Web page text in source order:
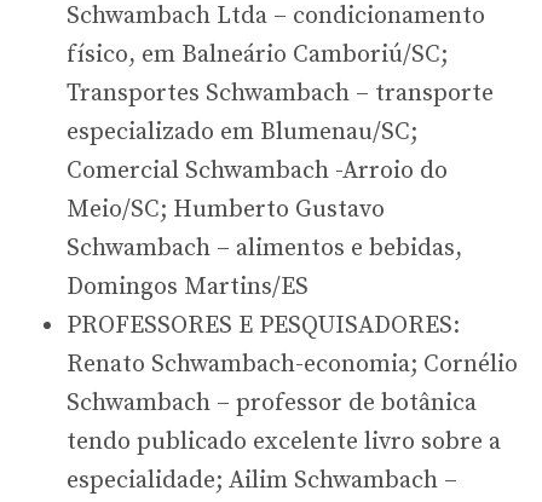
Schwambach Ltda – condicionamento
físico, em Balneário Camboriú/SC;
Transportes Schwambach – transporte
especializado em Blumenau/SC;
Comercial Schwambach -Arroio do
Meio/SC; Humberto Gustavo
Schwambach – alimentos e bebidas,
Domingos Martins/ES
PROFESSORES E PESQUISADORES:
Renato Schwambach-economia; Cornélio
Schwambach – professor de botânica
tendo publicado excelente livro sobre a
especialidade; Ailim Schwambach –